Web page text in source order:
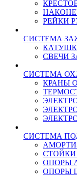
РЕЙКИ
СИСТЕМА
СВЕЧИ
СИСТЕМА
КРАНЫ
СИСТЕМА
СТОЙКИ
ОПОРЫ
ОПОРЫ